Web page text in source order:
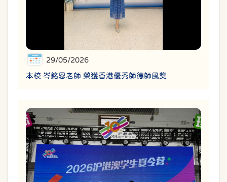
29/05/2026
本校 岑銘恩老師 榮獲香港優秀師德師風獎